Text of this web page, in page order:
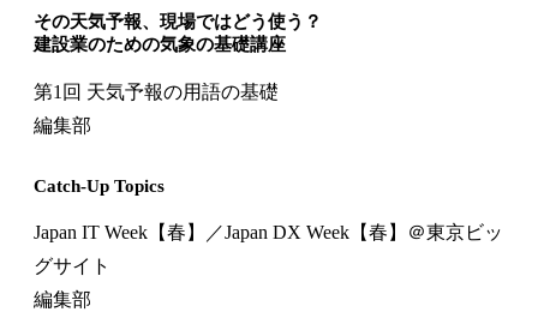
その天気予報、現場ではどう使う？
建設業のための気象の基礎講座
第1回 天気予報の用語の基礎
編集部
Catch-Up Topics
Japan IT Week【春】／Japan DX Week【春】＠東京ビッ
グサイト
編集部